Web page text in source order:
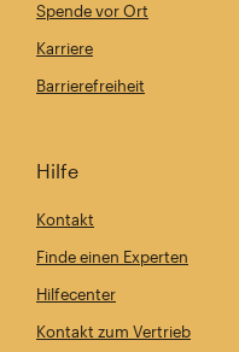
Spende vor Ort
Karriere
Barrierefreiheit
Hilfe
Kontakt
Finde einen Experten
Hilfecenter
Kontakt zum Vertrieb